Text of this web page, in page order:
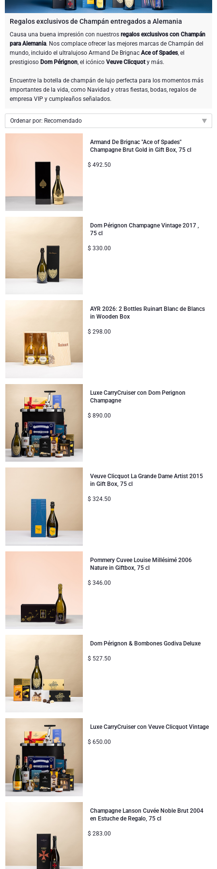
Enviar una botella de champán
Merk
Champán Dom Pérignon
Champán Moet & Chandon
Regalar Veuve Clicquot
Enviar una botella de vino
Regalos de vino espumoso
Enviar una botella de champán
Regalos de vino espumoso
Paquetes de regalo de licores
Regalos sin alcohol
CHOCOLATE
Regalos de chocolate
Regalos de chocolate y vino
Sweet Gifts
Neuhaus chocolates
Godiva chocolates
Corné Port-Royal chocolates Belgas
Jules Destrooper
REGALOS GOURMET
Regalos de estilo de vida
Atelier Rebul
Le Parfum de Nathalie
ENVIAR FLORES
MARCAS
Cartwright & Butler
Corné Port-Royal chocolates Belgas
Champán Dom Pérignon
Champán Lanson
Neuhaus chocolates
Champán Pommery
Trixie bebé & niños
Regalar Veuve Clicquot
PRECIO
Presupuesto Regalos
Regalos de Lujo
Regalos VIP
OCASIONES
Los regalos más vendidos
Recién llegados
Regalos de empresa
Regalos de agradecimiento
Regalos románticos
Regalos para ella
Regalos para él
Mejórate
Regalos para compartir
Regalos para bebés
Regalos para niños
Regalos de Navidad
REGALOS DE EMPRESA
Servicios de Regalos de Empresa
Regalos exclusivos de Champán entregados a Alemania
Causa una buena impresión con nuestros regalos exclusivos con Champán
para Alemania. Nos complace ofrecer las mejores marcas de Champán del
mundo, incluido el ultralujoso Armand De Brignac Ace of Spades, el
prestigioso Dom Pérignon , el icónico Veuve Clicquoty más.
Encuentre la botella de champán de lujo perfecta para los momentos más
importantes de la vida, como Navidad y otras fiestas, bodas, regalos de
empresa VIP y cumpleaños señalados.
Ordenar por: Recomendado
Precio de menor a mayor
Precio de mayor a menor
Armand De Brignac "Ace of Spades"
Champagne Brut Gold in Gift Box, 75 cl
$ 492.50
Dom Pérignon Champagne Vintage 2017 ,
75 cl
$ 330.00
AYR 2026: 2 Bottles Ruinart Blanc de Blancs
in Wooden Box
$ 298.00
Luxe CarryCruiser con Dom Perignon
Champagne
$ 890.00
Veuve Clicquot La Grande Dame Artist 2015
in Gift Box, 75 cl
$ 324.50
Pommery Cuvee Louise Millésimé 2006
Nature in Giftbox, 75 cl
$ 346.00
Dom Pérignon & Bombones Godiva Deluxe
$ 527.50
Luxe CarryCruiser con Veuve Clicquot Vintage
$ 650.00
Champagne Lanson Cuvée Noble Brut 2004
en Estuche de Regalo, 75 cl
$ 283.00